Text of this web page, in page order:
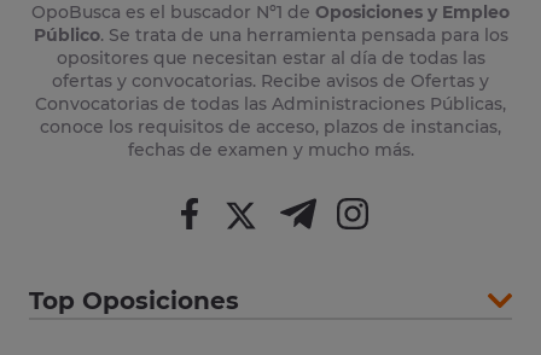
OpoBusca es el buscador Nº1 de Oposiciones y Empleo
Público. Se trata de una herramienta pensada para los
opositores que necesitan estar al día de todas las
ofertas y convocatorias. Recibe avisos de Ofertas y
Convocatorias de todas las Administraciones Públicas,
conoce los requisitos de acceso, plazos de instancias,
fechas de examen y mucho más.
Top Oposiciones